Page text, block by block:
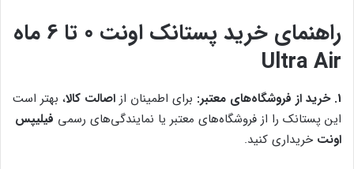
راهنمای خرید پستانک اونت 0 تا 6 ماه
Ultra Air
1. خرید از فروشگاه‌های معتبر: برای اطمینان از اصالت کالا، بهتر است
این پستانک را از فروشگاه‌های معتبر یا نمایندگی‌های رسمی فیلیپس
اونت خریداری کنید.